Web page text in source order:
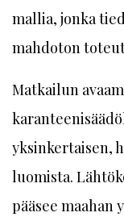
mallia, jonka
mahdoton
Matkailun
yksinkertaisen,
luomista.
pääsee